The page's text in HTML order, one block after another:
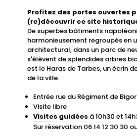
Profitez des portes ouvertes
(re)découvrir ce site
De superbes bâtiments
harmonieusement regroupés en
architectural, dans un parc de
s'élèvent de splendides arbres
est le Haras de Tarbes, un écrin
de la ville.
Entrée rue du Régiment de
Visite libre
Visites guidées à 10h30 et
Sur réservation 06 14 12 30 30